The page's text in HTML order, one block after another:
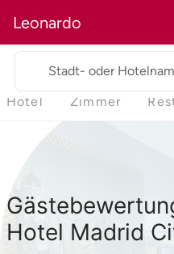
Leonardo
Stadt- oder
Hotel Zimmer
Hotel Madrid